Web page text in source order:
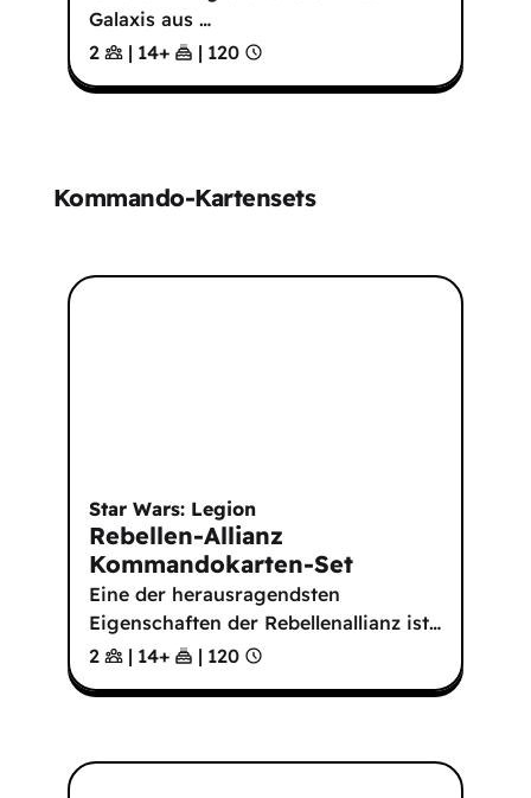
Galaxis aus …
2
| 14+ | 120
Kommando-Kartensets
Star Wars: Legion
Rebellen-Allianz
Kommandokarten-Set
Eine der herausragendsten
Eigenschaften der Rebellenallianz ist…
2
| 14+ | 120